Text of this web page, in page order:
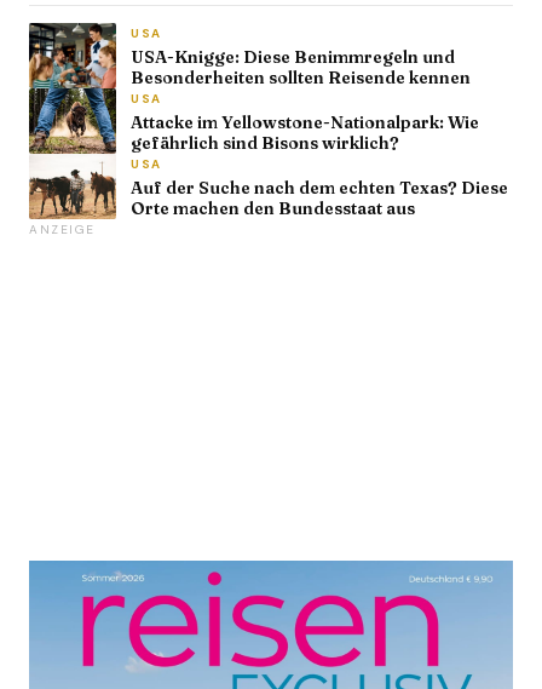
USA
USA-Knigge: Diese Benimmregeln und
Besonderheiten sollten Reisende kennen
USA
Attacke im Yellowstone-Nationalpark: Wie
gefährlich sind Bisons wirklich?
USA
Auf der Suche nach dem echten Texas? Diese
Orte machen den Bundesstaat aus
ANZEIGE